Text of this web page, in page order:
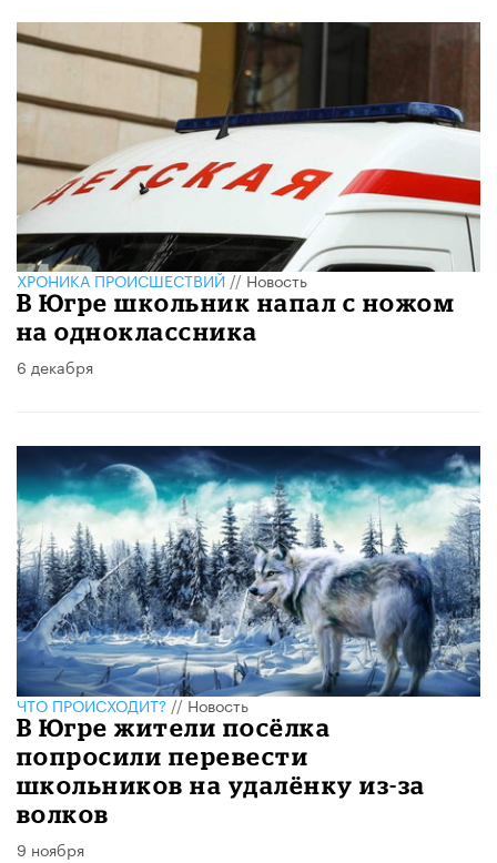
ХРОНИКА ПРОИСШЕСТВИЙ//Новость
В Югре школьник напал с ножом
на одноклассника
6 декабря
ЧТО ПРОИСХОДИТ?//Новость
В Югре жители посёлка
попросили перевести
школьников на удалёнку из-за
волков
9 ноября